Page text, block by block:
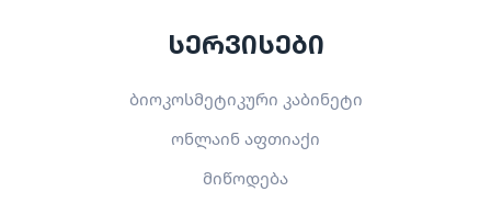
სერვისები
ბიოკოსმეტიკური კაბინეტი
ონლაინ აფთიაქი
მიწოდება